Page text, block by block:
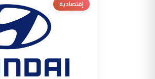
إقتصادية